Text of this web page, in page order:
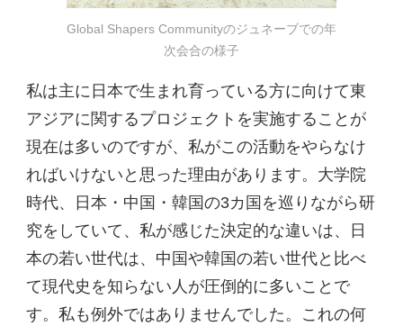
Global Shapers Communityのジュネーブでの年
次会合の様子
私は主に日本で生まれ育っている方に向けて東
アジアに関するプロジェクトを実施することが
現在は多いのですが、私がこの活動をやらなけ
ればいけないと思った理由があります。大学院
時代、日本・中国・韓国の3カ国を巡りながら研
究をしていて、私が感じた決定的な違いは、日
本の若い世代は、中国や韓国の若い世代と比べ
て現代史を知らない人が圧倒的に多いことで
す。私も例外ではありませんでした。これの何